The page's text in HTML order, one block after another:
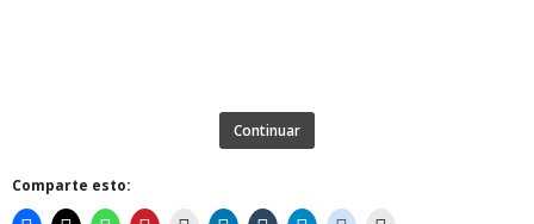
Continuar
Comparte esto: